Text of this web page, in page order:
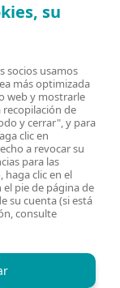
Cookies
su
socios usamos
más optimizada
web y mostrarle
recopilación de
y cerrar", y para
clic en
a revocar su
para las
haga clic en el
pie de página de
su cuenta (si está
consulte